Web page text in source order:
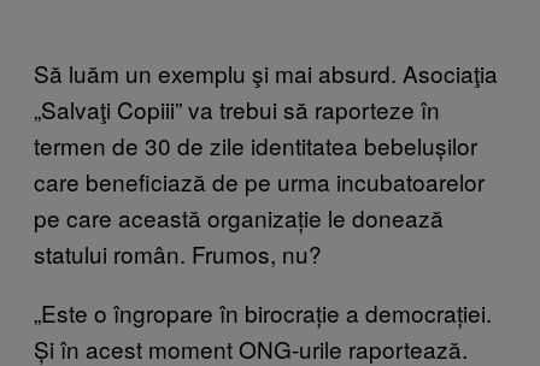
Să luăm un exemplu şi mai absurd. Asociaţia
„Salvaţi Copiii” va trebui să raporteze în
termen de 30 de zile identitatea bebelușilor
care beneficiază de pe urma incubatoarelor
pe care această organizație le donează
statului român. Frumos, nu?
„Este o îngropare în birocrație a democrației.
Și în acest moment ONG-urile raportează.